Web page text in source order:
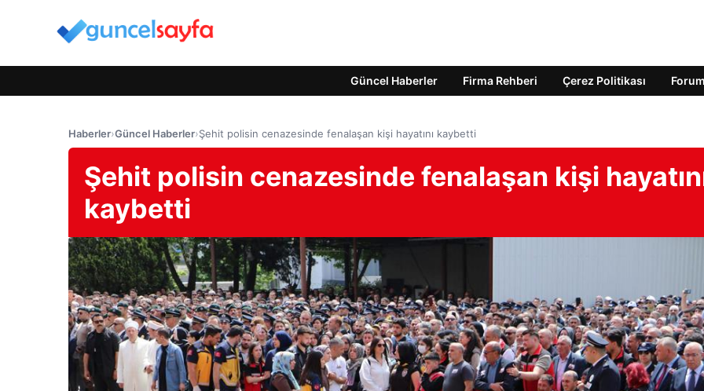
Güncel Haberler Firma Rehberi Çerez Politikası Forum
Haberler›Güncel Haberler›Şehit polisin cenazesinde fenalaşan kişi hayatını kaybetti
Şehit polisin cenazesinde fenalaşan kişi
kaybetti